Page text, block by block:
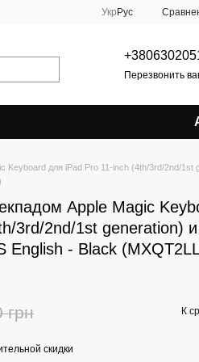
Укр Рус
Перезвонить
Keyboard для iPad Pro 11-inch (4th/3rd/2nd/1st
Apple Magic
3rd/2nd/1st generation)
English - Black
грн К
скидки